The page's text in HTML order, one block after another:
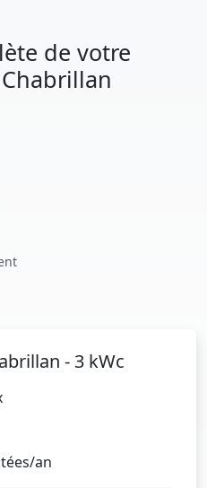
de votre
- 3 kWc
an